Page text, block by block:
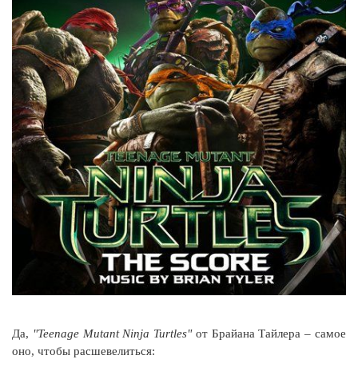
Да, "Teenage Mutant Ninja Turtles"от Брайана Тайлера – самое
оно, чтобы расшевелиться: